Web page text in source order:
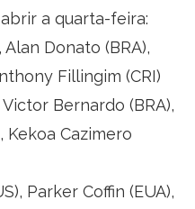
a quarta-feira:
Donato (BRA),
Fillingim (CRI)
Bernardo (BRA),
Kekoa Cazimero
Parker Coffin (EUA),